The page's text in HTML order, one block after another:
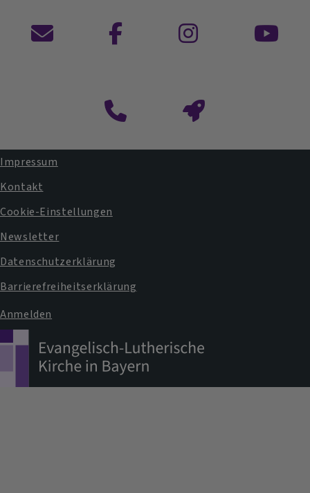
Kontaktformular
Fußbereichsmenü
Impressum
Kontakt
Cookie-Einstellungen
Newsletter
Datenschutzerklärung
Barrierefreiheitserklärung
Benutzermenü
Anmelden